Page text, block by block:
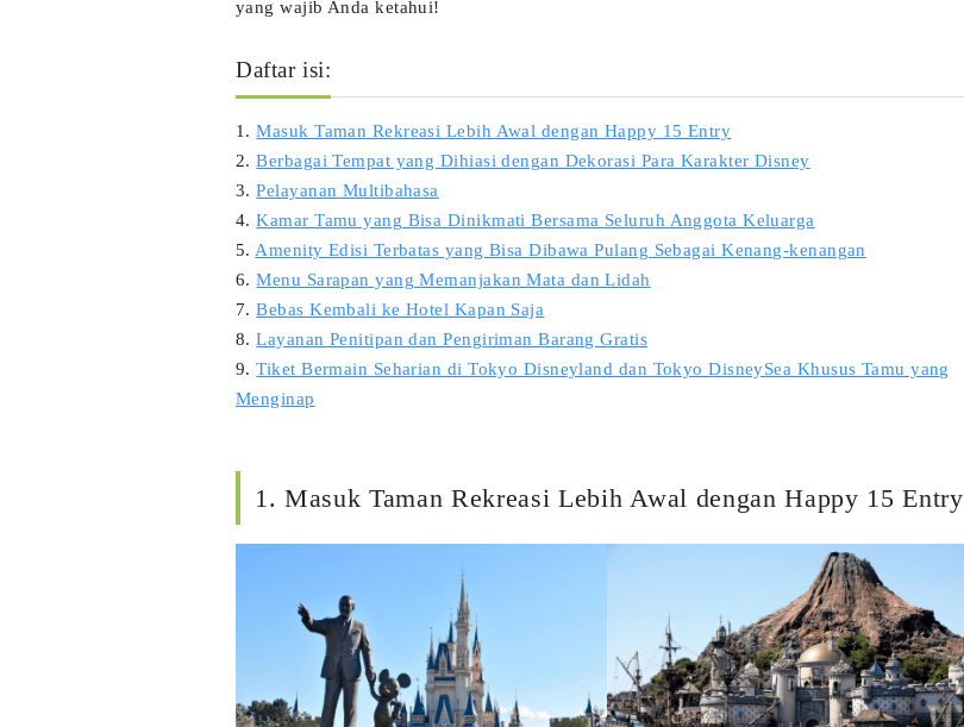
yang wajib Anda ketahui!
Daftar isi:
1.Masuk Taman Rekreasi Lebih Awal dengan Happy 15 Entry
2.Berbagai Tempat yang Dihiasi dengan Dekorasi Para Karakter Disney
3.Pelayanan Multibahasa
4.Kamar Tamu yang Bisa Dinikmati Bersama Seluruh Anggota Keluarga
5.Amenity Edisi Terbatas yang Bisa Dibawa Pulang Sebagai Kenang-kenangan
6.Menu Sarapan yang Memanjakan Mata dan Lidah
7.Bebas Kembali ke Hotel Kapan Saja
8.Layanan Penitipan dan Pengiriman Barang Gratis
9.Tiket Bermain Seharian di Tokyo Disneyland dan Tokyo DisneySea Khusus Tamu yang
Menginap
1. Masuk Taman Rekreasi Lebih Awal dengan Happy 15 Entry